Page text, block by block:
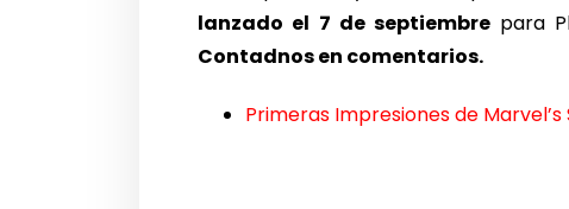
lanzado el 7 de septiembrepara
Contadnos en comentarios.
Primeras Impresiones de